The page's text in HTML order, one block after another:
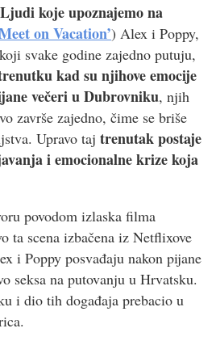
koje upoznajemo na
on Vacation’) Alex i Poppy,
svake godine zajedno putuju,
kad su njihove emocije
večeri u Dubrovniku, njih
završe zajedno, čime se briše
Upravo taj trenutak postaje
i emocionalne krize koja
povodom izlaska filma
ta scena izbačena iz Netflixove
i Poppy posvađaju nakon pijane
seksa na putovanju u Hrvatsku.
i dio tih događaja prebacio u